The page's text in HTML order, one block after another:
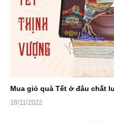
Mua giỏ quà Tết ở đâu chất
18/11/2022